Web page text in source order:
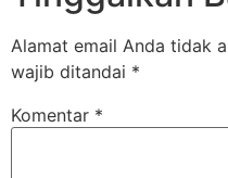
Alamat email Anda tidak
wajib ditandai *
Komentar *